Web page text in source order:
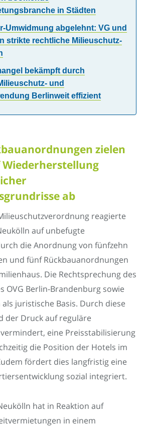
in Städten
Umwidmung abgelehnt: VG und
strikte rechtliche Milieuschutz-
bekämpft durch
und
Berlinweit effizient
zielen
ab
reagierte
auf unbefugte
die Anordnung von fünfzehn
und fünf Rückbauanordnungen
Die Rechtsprechung des
OVG Berlin-Brandenburg sowie
als juristische Basis. Durch diese
der Druck auf reguläre
eine Preisstabilisierung
die Position der Hotels im
fördert dies langfristig eine
sozial integriert.
hat in Reaktion auf
in einem